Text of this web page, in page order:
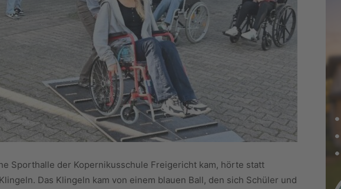
Sporthalle der Kopernikusschule Freigericht kam, hörte statt
Das Klingeln kam von einem blauen Ball, den sich Schüler und